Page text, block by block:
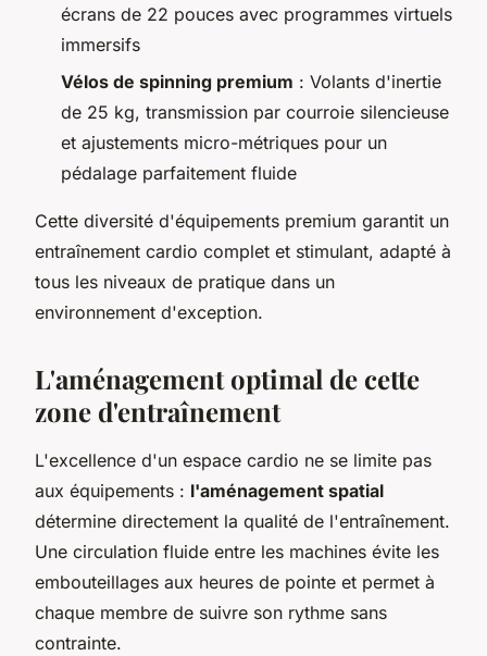
écrans de 22 pouces avec programmes virtuels
immersifs
Vélos de spinning premium : Volants d'inertie
de 25 kg, transmission par courroie silencieuse
et ajustements micro-métriques pour un
pédalage parfaitement fluide
Cette diversité d'équipements premium garantit un
entraînement cardio complet et stimulant, adapté à
tous les niveaux de pratique dans un
environnement d'exception.
L'aménagement optimal de cette
zone d'entraînement
L'excellence d'un espace cardio ne se limite pas
aux équipements : l'aménagement spatial
détermine directement la qualité de l'entraînement.
Une circulation fluide entre les machines évite les
embouteillages aux heures de pointe et permet à
chaque membre de suivre son rythme sans
contrainte.